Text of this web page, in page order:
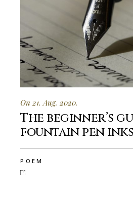
On 21. Aug. 2020.
The beginner’s
fountain pen inks
POEM